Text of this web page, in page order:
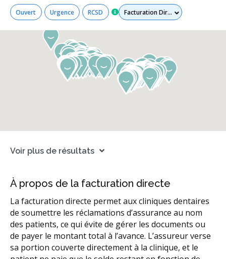
Ouvert Urgence RCSD Tous les services
Voir plus de résultats
À propos de la facturation directe
La facturation directe permet aux cliniques dentaires
de soumettre les réclamations d’assurance au nom
des patients, ce qui évite de gérer les documents ou
de payer le montant total à l’avance. L’assureur verse
sa portion couverte directement à la clinique, et le